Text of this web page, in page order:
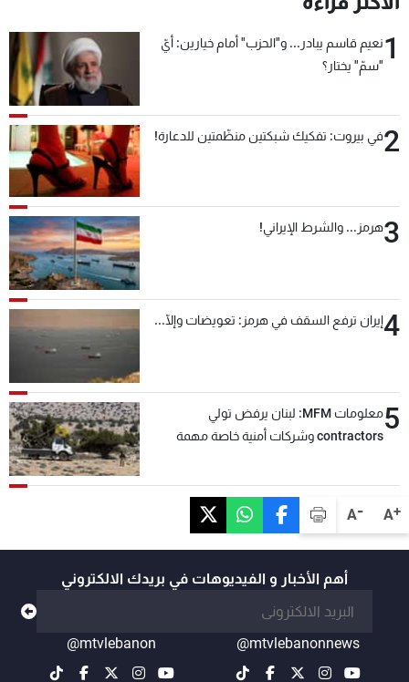
A+
A-
1نعيم قاسم يبادر... و"الحزب" أمام خيارين: أيّ
"سمّ" يختار؟
2في بيروت: تفكيك شبكتين منظّمتين للدعارة!
3هرمز... والشرط الإيراني!
4إيران ترفع السقف في هرمز: تعويضات وإلّا...
5
معلومات MFM: لبنان يرفض تولي
contractors وشركات أمنية خاصة مهمة
أهم الأخبار و الفيديوهات في بريدك الالكتروني
@mtvlebanonnews
@mtvlebanon